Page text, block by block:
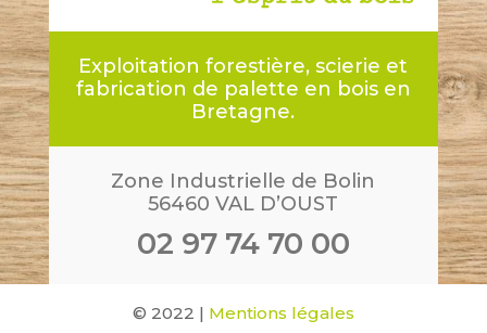
Exploitation forestière, scierie et
fabrication de palette en bois en
Bretagne.
Zone Industrielle de Bolin
56460 VAL D’OUST
02 97 74 70 00
© 2022 | Mentions légales